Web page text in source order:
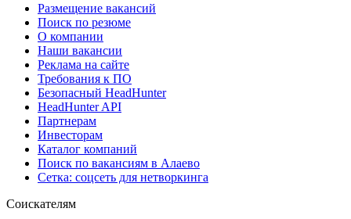
Размещение вакансий
Поиск по резюме
О компании
Наши вакансии
Реклама на сайте
Требования к ПО
Безопасный HeadHunter
HeadHunter API
Партнерам
Инвесторам
Каталог компаний
Поиск по вакансиям в Алаево
Сетка: соцсеть для нетворкинга
Соискателям